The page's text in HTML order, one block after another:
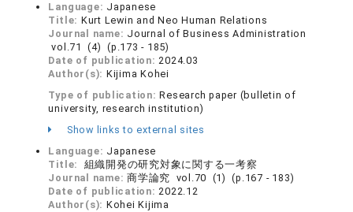
Language: Japanese
Title: Kurt Lewin and Neo Human Relations
Journal name: Journal of Business Administration
vol.71 (4) (p.173 - 185)
Date of publication:2024.03
Author(s): Kijima Kohei
Type of publication:Research paper (bulletin of
university, research institution)
Show links to external sites
Language: Japanese
Title:
組織開発の研究対象に関する一考察
Journal name:商学論究 vol.70 (1) (p.167 - 183)
Date of publication:2022.12
Author(s): Kohei Kijima